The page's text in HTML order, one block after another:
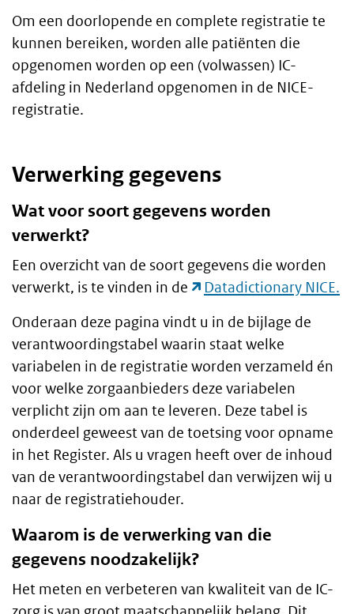
Om een doorlopende en complete registratie te
kunnen bereiken, worden alle patiënten die
opgenomen worden op een (volwassen) IC-
afdeling in Nederland opgenomen in de NICE-
registratie.
Verwerking gegevens
Wat voor soort gegevens worden
verwerkt?
Een overzicht van de soort gegevens die worden
verwerkt, is te vinden in de
Datadictionary NICE.
Onderaan deze pagina vindt u in de bijlage de
verantwoordingstabel waarin staat welke
variabelen in de registratie worden verzameld én
voor welke zorgaanbieders deze variabelen
verplicht zijn om aan te leveren. Deze tabel is
onderdeel geweest van de toetsing voor opname
in het Register. Als u vragen heeft over de inhoud
van de verantwoordingstabel dan verwijzen wij u
naar de registratiehouder.
Waarom is de verwerking van die
gegevens noodzakelijk?
Het meten en verbeteren van kwaliteit van de IC-